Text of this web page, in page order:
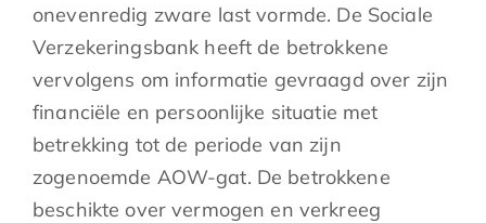
onevenredig zware last vormde. De Sociale
Verzekeringsbank heeft de betrokkene
vervolgens om informatie gevraagd over zijn
financiële en persoonlijke situatie met
betrekking tot de periode van zijn
zogenoemde AOW-gat. De betrokkene
beschikte over vermogen en verkreeg